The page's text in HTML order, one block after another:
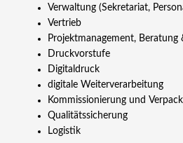
Verwaltung (Sekretariat,
Vertrieb
Projektmanagement, Beratung
Druckvorstufe
Digitaldruck
digitale Weiterverarbeitung
Kommissionierung und
Qualitätssicherung
Logistik